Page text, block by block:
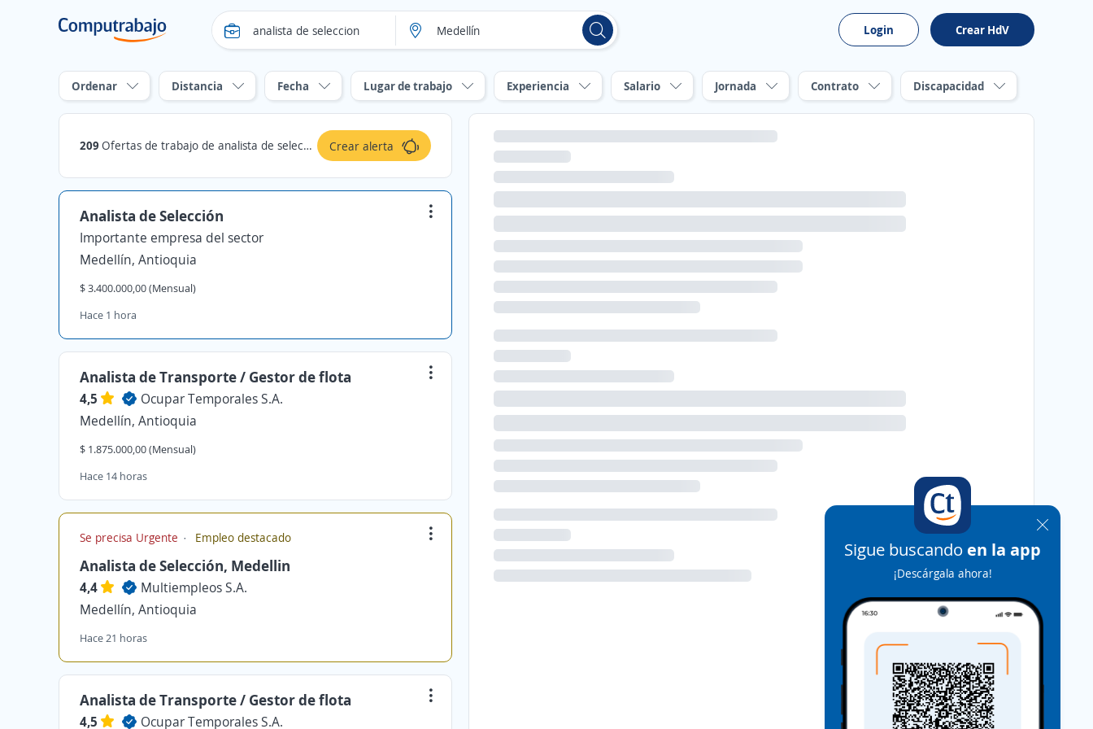
Login Crear HdV
Ordenar Distancia Fecha Lugar de trabajo Experiencia Salario Jornada Contrato Discapacidad
209 Ofertas de trabajo de analista de seleccion en Medellín, Antioquia Crear alerta
Analista de Selección
Importante empresa del sector
Medellín, Antioquia
$ 3.400.000,00 (Mensual)
Hace 1 hora
Analista de Transporte / Gestor de flota
4,5
Ocupar Temporales S.A.
Medellín, Antioquia
$ 1.875.000,00 (Mensual)
Hace 14 horas
Se precisa Urgente Empleo destacado
Analista de Selección, Medellin
4,4
Multiempleos S.A.
Medellín, Antioquia
Hace 21 horas
Analista de Transporte / Gestor de flota
4,5 Ocupar Temporales S.A.
Sigue buscando en la app
¡Descárgala ahora!